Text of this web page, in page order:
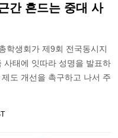
간 흔드는 중대 사
학생회가 제9회 전국동시지
사태에 잇따라 성명을 발표하
도 개선을 촉구하고 나서 주